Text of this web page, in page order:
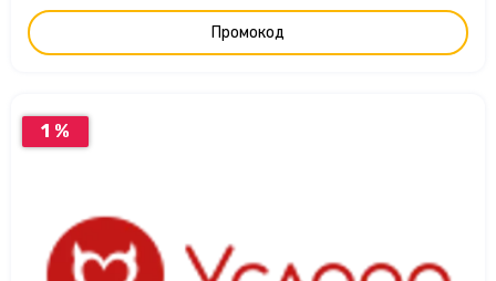
Промокод
1 %